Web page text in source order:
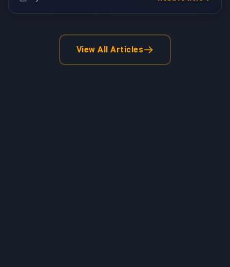
View All Articles